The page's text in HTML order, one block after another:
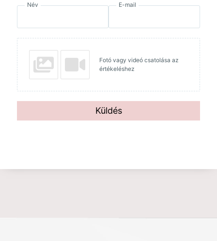
Név E-mail
Fotó vagy videó csatolása az
értékeléshez
Küldés